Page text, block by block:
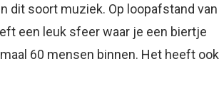
dit soort muziek. Op loopafstand van
een leuk sfeer waar je een biertje
60 mensen binnen. Het heeft ook